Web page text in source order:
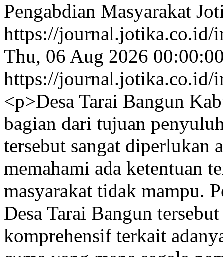
Pengabdian Masyarakat
https://journal.jotika.co.id/
Thu, 06 Aug 2026
https://journal.jotika.co.id/
<p>Desa Tarai Bangun
bagian dari tujuan
tersebut sangat diperlukan
memahami ada ketentuan
masyarakat tidak mampu.
Desa Tarai Bangun
komprehensif terkait